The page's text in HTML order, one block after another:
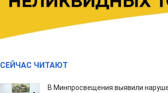
СЕЙЧАС ЧИТАЮТ
В Минпросвещения выявили